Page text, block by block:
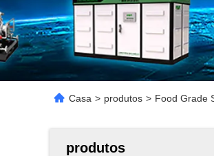
Casa > produtos > Food Grade
produtos